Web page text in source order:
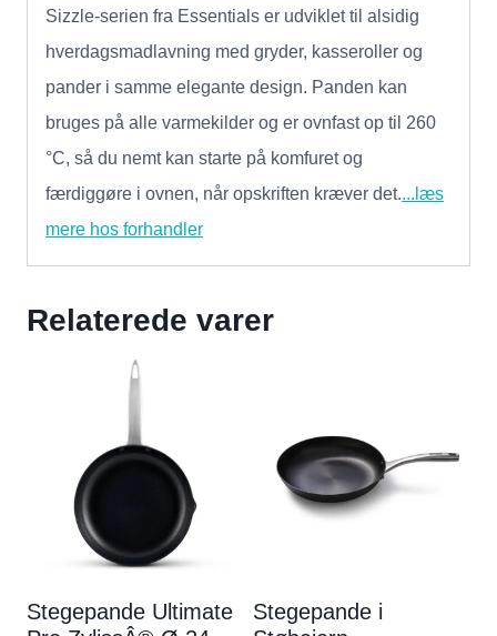
Sizzle-serien fra Essentials er udviklet til alsidig
hverdagsmadlavning med gryder, kasseroller og
pander i samme elegante design. Panden kan
bruges på alle varmekilder og er ovnfast op til 260
°C, så du nemt kan starte på komfuret og
færdiggøre i ovnen, når opskriften kræver det....læs
mere hos forhandler
Relaterede varer
Stegepande Ultimate
Stegepande i